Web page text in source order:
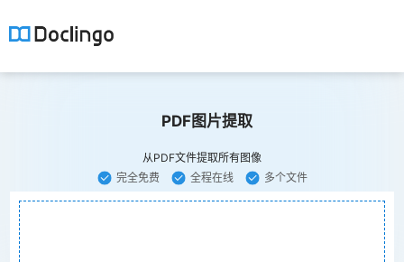
PDF图片提取
从PDF文件提取所有图像
完全免费
全程在线 多个文件